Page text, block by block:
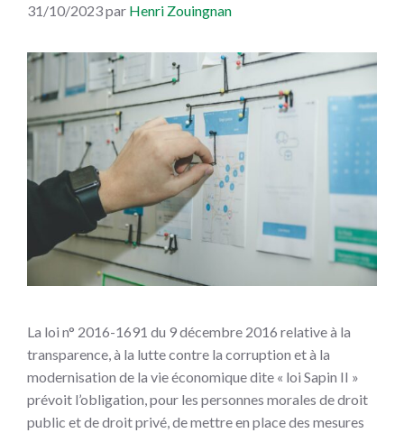
31/10/2023par Henri Zouingnan
La loi n° 2016-1691 du 9 décembre 2016 relative à la
transparence, à la lutte contre la corruption et à la
modernisation de la vie économique dite « loi Sapin II »
prévoit l’obligation, pour les personnes morales de droit
public et de droit privé, de mettre en place des mesures